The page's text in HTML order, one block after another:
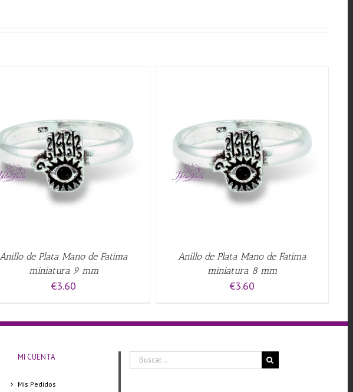
Anillo de Plata Mano de Fatima
miniatura 9 mm
€3.60
AÑADIR AL CARRITO / QUICK VIEW
Anillo de Plata Mano de Fatima
miniatura 8 mm
€3.60
MI CUENTA
Mis Pedidos
Buscar: